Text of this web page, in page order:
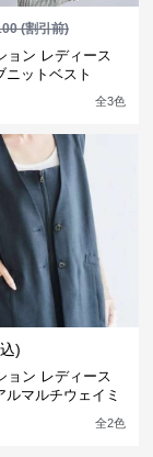
(割引前)
ョン レディース
ニットベスト
全3色
)
ョン レディース
ルマルチウェイミ
全2色